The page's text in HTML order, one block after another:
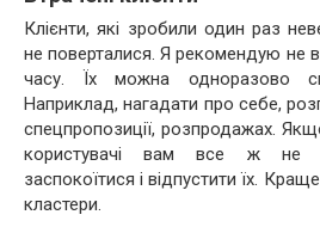
Клієнти, які зробили один раз
не поверталися. Я рекомендую не
часу. Їх можна одноразово
Наприклад, нагадати про себе,
спецпропозиції, розпродажах.
користувачі вам все ж не
заспокоїтися і відпустити їх.
кластери.